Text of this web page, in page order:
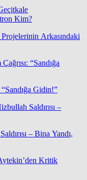
Arkasındaki
Gidin!”
– Bina Yandı,